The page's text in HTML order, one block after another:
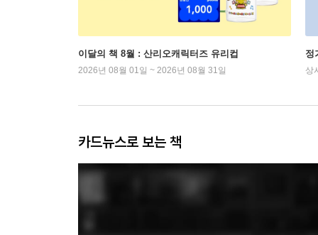
이달의 책 8월 : 산리오캐릭터즈 유리컵
2026년 08월 01일 ~ 2026년 08월 31일
정
상
카드뉴스로 보는 책